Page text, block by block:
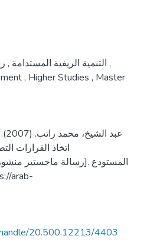
التنمية الريفية المستدامة ,
,
, Higher Studies , Master
اتخاذ القرارات
20.500.12213/4403